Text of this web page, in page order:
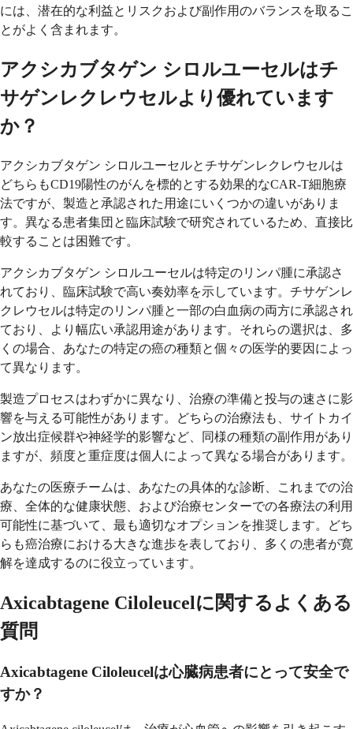
には、潜在的な利益とリスクおよび副作用のバランスを取るこ
とがよく含まれます。
アクシカブタゲン シロルユーセルはチ
サゲンレクレウセルより優れています
か？
アクシカブタゲン シロルユーセルとチサゲンレクレウセルは
どちらもCD19陽性のがんを標的とする効果的なCAR-T細胞療
法ですが、製造と承認された用途にいくつかの違いがありま
す。異なる患者集団と臨床試験で研究されているため、直接比
較することは困難です。
アクシカブタゲン シロルユーセルは特定のリンパ腫に承認さ
れており、臨床試験で高い奏効率を示しています。チサゲンレ
クレウセルは特定のリンパ腫と一部の白血病の両方に承認され
ており、より幅広い承認用途があります。それらの選択は、多
くの場合、あなたの特定の癌の種類と個々の医学的要因によっ
て異なります。
製造プロセスはわずかに異なり、治療の準備と投与の速さに影
響を与える可能性があります。どちらの治療法も、サイトカイ
ン放出症候群や神経学的影響など、同様の種類の副作用があり
ますが、頻度と重症度は個人によって異なる場合があります。
あなたの医療チームは、あなたの具体的な診断、これまでの治
療、全体的な健康状態、および治療センターでの各療法の利用
可能性に基づいて、最も適切なオプションを推奨します。どち
らも癌治療における大きな進歩を表しており、多くの患者が寛
解を達成するのに役立っています。
Axicabtagene Ciloleucelに関するよくある
質問
Axicabtagene Ciloleucelは心臓病患者にとって安全で
すか？